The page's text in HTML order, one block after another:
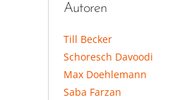
Autoren
Till Becker
Schoresch Davoodi
Max Doehlemann
Saba Farzan